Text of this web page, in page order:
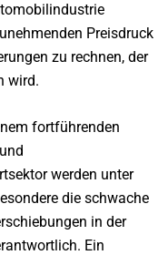
Preisdruck
zu rechnen, der
wird.
fortführenden
werden unter
die schwache
in der
Ein